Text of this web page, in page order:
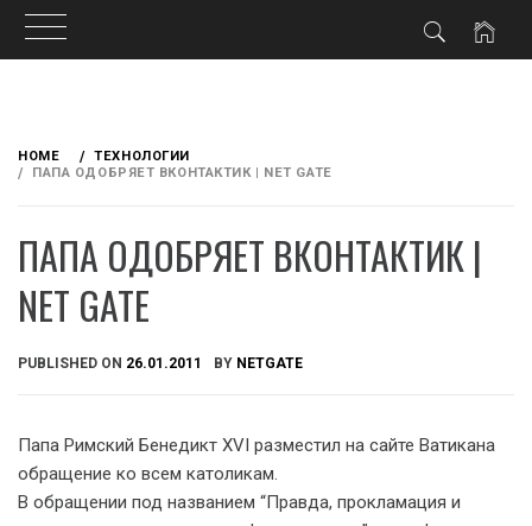
content
HOME
ТЕХНОЛОГИИ
ПАПА ОДОБРЯЕТ ВКОНТАКТИК | NET GATE
ПАПА ОДОБРЯЕТ ВКОНТАКТИК |
NET GATE
PUBLISHED ON 26.01.2011 BY NETGATE
Папа Римский Бенедикт XVI разместил на сайте Ватикана
обращение ко всем католикам.
В обращении под названием “Правда, прокламация и